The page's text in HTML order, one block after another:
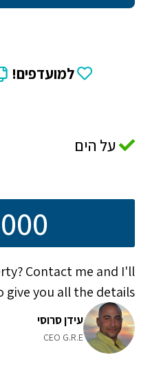
למועדפים!
על הים
Contact me and I'll
give you all the details!
עידן סרוסי
CEO G.R.E